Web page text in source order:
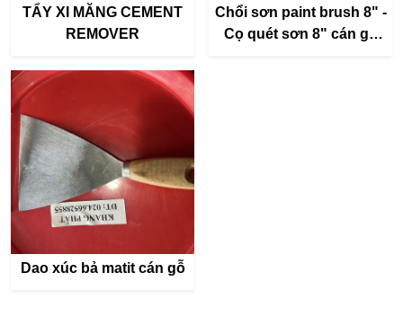
TẨY XI MĂNG CEMENT
REMOVER
Chổi sơn paint brush 8" -
Cọ quét sơn 8" cán gỗ
Dao xúc bả matit cán gỗ